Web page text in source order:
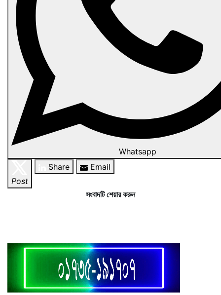
Whatsapp
Post
Share Email
সংবাদটি শেয়ার করুন